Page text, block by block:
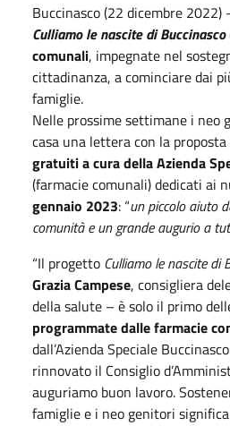
Buccinasco (22 dicembre
Culliamo le nascite di Buccinasco
comunali, impegnate nel
cittadinanza, a cominciare dai
famiglie.
Nelle prossime settimane i neo
casa una lettera con la
gratuitia cura della Azienda
(farmacie comunali) dedicati ai
gennaio 2023: “un piccolo aiuto
comunità e un grande augurio a
“Il progetto Culliamo le nascite di
Grazia Campese, consigliera
della salute – è solo il primo
programmate dalle farmacie
dall’Azienda Speciale
rinnovato il Consiglio
auguriamo buon lavoro.
famiglie e i neo genitori